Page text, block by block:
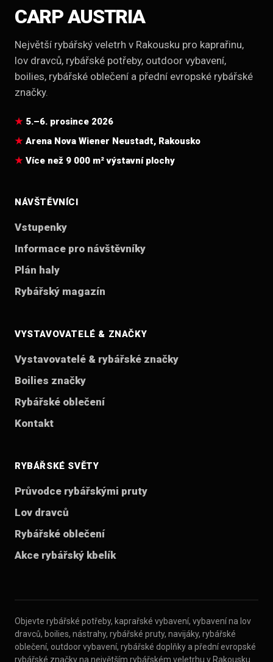
CARP AUSTRIA
Největší rybářský veletrh v Rakousku pro kaprařinu,
lov dravců, rybářské potřeby, outdoor vybavení,
boilies, rybářské oblečení a přední evropské rybářské
značky.
5.–6. prosince 2026
Arena Nova Wiener Neustadt, Rakousko
Více než 9 000 m² výstavní plochy
NÁVŠTĚVNÍCI
Vstupenky
Informace pro návštěvníky
Plán haly
Rybářský magazín
VYSTAVOVATELÉ & ZNAČKY
Vystavovatelé & rybářské značky
Boilies značky
Rybářské oblečení
Kontakt
RYBÁŘSKÉ SVĚTY
Průvodce rybářskými pruty
Lov dravců
Rybářské oblečení
Akce rybářský kbelík
Objevte rybářské potřeby, kaprařské vybavení, vybavení na lov
dravců, boilies, nástrahy, rybářské pruty, navijáky, rybářské
oblečení, outdoor vybavení, rybářské doplňky a přední evropské
rybářské značky na největším rybářském veletrhu v Rakousku.